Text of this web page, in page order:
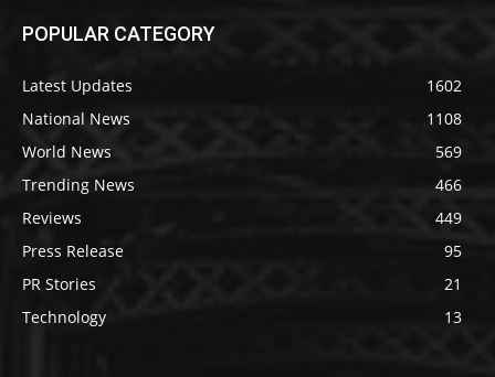
POPULAR CATEGORY
Latest Updates
1602
National News
1108
World News
569
Trending News
466
Reviews
449
Press Release
95
PR Stories
21
Technology
13